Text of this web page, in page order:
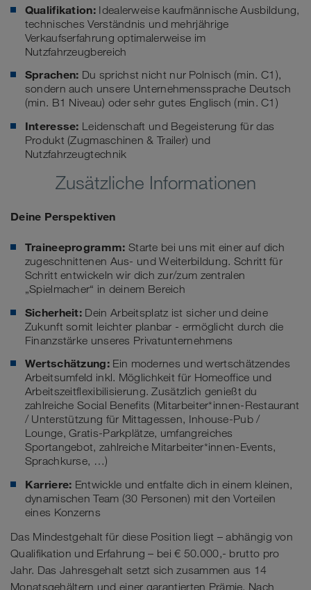
Qualifikation: Idealerweise kaufmännische Ausbildung,
technisches Verständnis und mehrjährige
Verkaufserfahrung optimalerweise im
Nutzfahrzeugbereich
Sprachen: Du sprichst nicht nur Polnisch (min. C1),
sondern auch unsere Unternehmenssprache Deutsch
(min. B1 Niveau) oder sehr gutes Englisch (min. C1)
Interesse: Leidenschaft und Begeisterung für das
Produkt (Zugmaschinen & Trailer) und
Nutzfahrzeugtechnik
Zusätzliche Informationen
Deine Perspektiven
Traineeprogramm: Starte bei uns mit einer auf dich
zugeschnittenen Aus- und Weiterbildung. Schritt für
Schritt entwickeln wir dich zur/zum zentralen
„Spielmacher“ in deinem Bereich
Sicherheit: Dein Arbeitsplatz ist sicher und deine
Zukunft somit leichter planbar - ermöglicht durch die
Finanzstärke unseres Privatunternehmens
Wertschätzung: Ein modernes und wertschätzendes
Arbeitsumfeld inkl. Möglichkeit für Homeoffice und
Arbeitszeitflexibilisierung. Zusätzlich genießt du
zahlreiche Social Benefits (Mitarbeiter*innen-Restaurant
/ Unterstützung für Mittagessen, Inhouse-Pub /
Lounge, Gratis-Parkplätze, umfangreiches
Sportangebot, zahlreiche Mitarbeiter*innen-Events,
Sprachkurse, …)
Karriere: Entwickle und entfalte dich in einem kleinen,
dynamischen Team (30 Personen) mit den Vorteilen
eines Konzerns
Das Mindestgehalt für diese Position liegt – abhängig von
Qualifikation und Erfahrung – bei € 50.000,- brutto pro
Jahr. Das Jahresgehalt setzt sich zusammen aus 14
Monatsgehältern und einer garantierten Prämie. Nach